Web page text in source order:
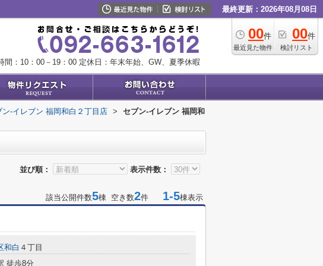
最終更新：2026年08月08日
00件
最近見た物件
00件
検討リスト
間：10：00－19：00 定休日：年末年始、GW、夏季休暇
ン-イレブン 福岡和白２丁目店 > セブン-イレブン 福岡和
並び順： 表示件数：
該当公開件数5棟 空き数2件 1-5棟表示
和白 ４丁目
徒歩8分